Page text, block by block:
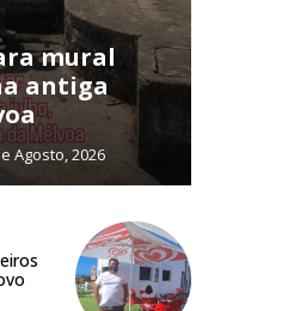
mural
antiga
Agosto, 2026